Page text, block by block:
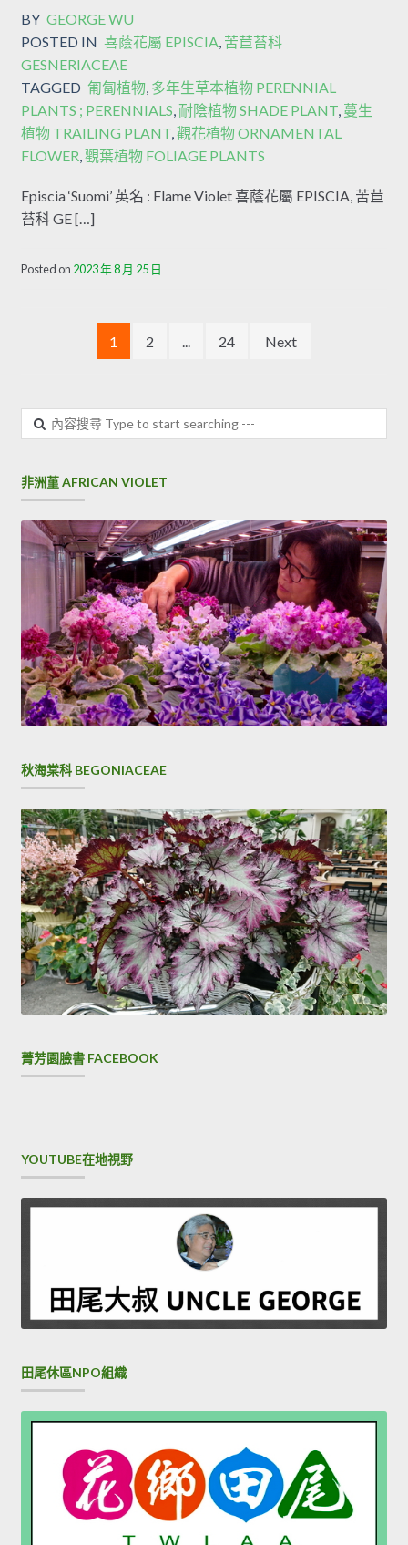
BY GEORGE WU
POSTED IN 喜蔭花屬 EPISCIA, 苦苣苔科
GESNERIACEAE
TAGGED 匍匐植物, 多年生草本植物 PERENNIAL
PLANTS ; PERENNIALS,耐陰植物 SHADE PLANT, 蔓生
植物 TRAILING PLANT,觀花植物 ORNAMENTAL
FLOWER,觀葉植物 FOLIAGE PLANTS
Episcia ‘Suomi’ 英名 : Flame Violet 喜蔭花屬 EPISCIA, 苦苣
苔科 GE […]
Posted on 2023 年 8 月 25 日
文章分頁
1 2 24 Next
內容搜尋
非洲堇 AFRICAN VIOLET
秋海棠科 BEGONIACEAE
菁芳園臉書 FACEBOOK
YOUTUBE在地視野
田尾休區NPO組織